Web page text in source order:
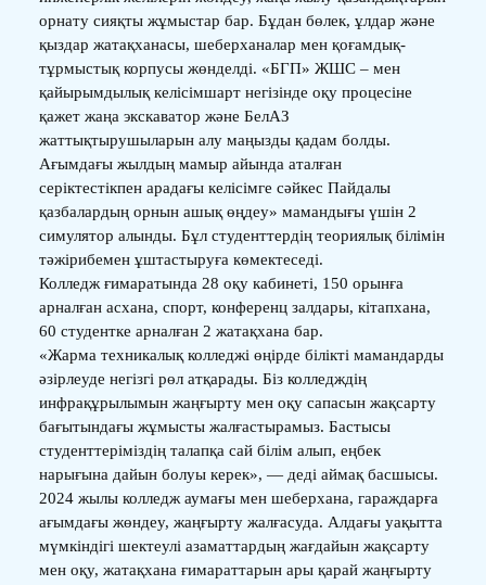
орнату сияқты жұмыстар бар. Бұдан бөлек, ұлдар және
қыздар жатақханасы, шеберханалар мен қоғамдық-
тұрмыстық корпусы жөнделді. «БГП» ЖШС – мен
қайырымдылық келісімшарт негізінде оқу процесіне
қажет жаңа экскаватор және БелАЗ
жаттықтырушыларын алу маңызды қадам болды.
Ағымдағы жылдың мамыр айында аталған
серіктестікпен арадағы келісімге сәйкес Пайдалы
қазбалардың орнын ашық өңдеу» мамандығы үшін 2
симулятор алынды. Бұл студенттердің теориялық білімін
тәжірибемен ұштастыруға көмектеседі.
Колледж ғимаратында 28 оқу кабинеті, 150 орынға
арналған асхана, спорт, конференц залдары, кітапхана,
60 студентке арналған 2 жатақхана бар.
«Жарма техникалық колледжі өңірде білікті мамандарды
әзірлеуде негізгі рөл атқарады. Біз колледждің
инфрақұрылымын жаңғырту мен оқу сапасын жақсарту
бағытындағы жұмысты жалғастырамыз. Бастысы
студенттеріміздің талапқа сай білім алып, еңбек
нарығына дайын болуы керек», — деді аймақ басшысы.
2024 жылы колледж аумағы мен шеберхана, гараждарға
ағымдағы жөндеу, жаңғырту жалғасуда. Алдағы уақытта
мүмкіндігі шектеулі азаматтардың жағдайын жақсарту
мен оқу, жатақхана ғимараттарын ары қарай жаңғырту